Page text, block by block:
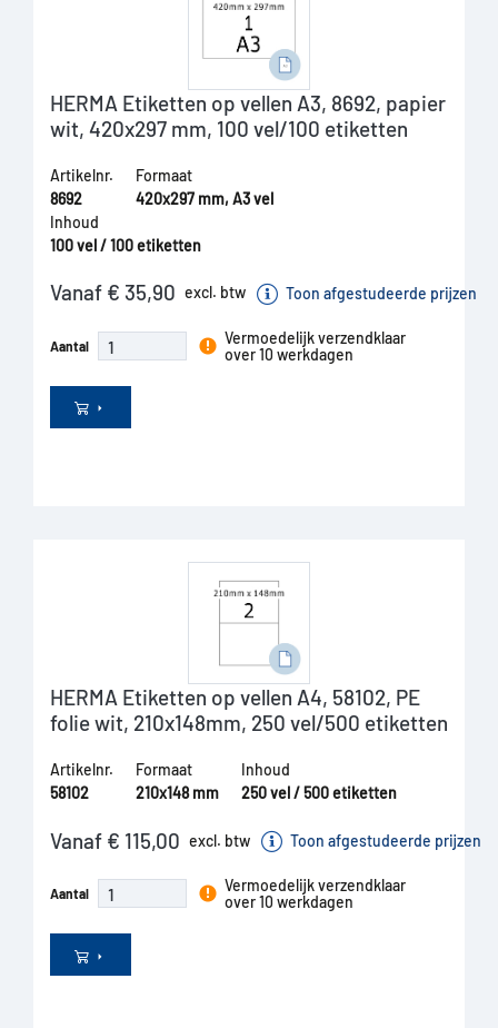
HERMA Etiketten op vellen A3, 8692, papier
wit, 420x297 mm, 100 vel/100 etiketten
Artikelnr.
8692
Formaat
420x297 mm, A3 vel
Inhoud
100 vel / 100 etiketten
Vanaf € 35,90 excl. btw Toon afgestudeerde prijzen
Aantal
Vermoedelijk verzendklaar
over 10 werkdagen
HERMA Etiketten op vellen A4, 58102, PE
folie wit, 210x148mm, 250 vel/500 etiketten
Artikelnr.
58102
Formaat
210x148 mm
Inhoud
250 vel / 500 etiketten
Vanaf € 115,00 excl. btw Toon afgestudeerde prijzen
Aantal
Vermoedelijk verzendklaar
over 10 werkdagen